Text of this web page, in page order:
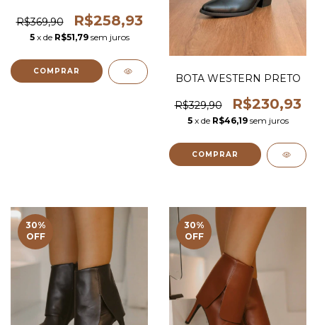
R$369,90 R$258,93
5 x de R$51,79 sem juros
COMPRAR
BOTA WESTERN PRETO
R$329,90 R$230,93
5 x de R$46,19 sem juros
COMPRAR
30%
OFF
30%
OFF